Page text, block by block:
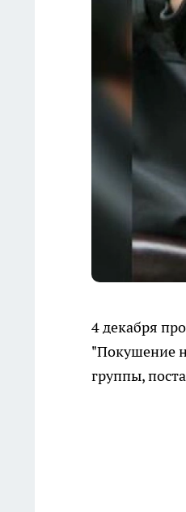
4 декабря
"Покушение
группы,